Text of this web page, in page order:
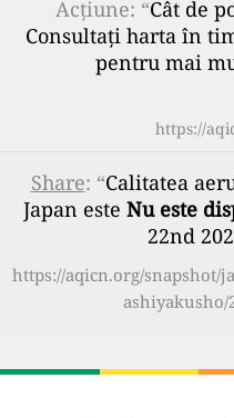
Acțiune: “Cât de
Consultați harta în
pentru mai
https://
Share: “Calitatea
Japan este Nu este
22nd
https://aqicn.org/
ashiyakusho/